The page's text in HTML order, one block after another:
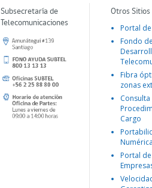
Subsecretaría de
Telecomunicaciones
Otros
Portal
Fondo
Fibra
zonas
Consulta
Cargo
Portal